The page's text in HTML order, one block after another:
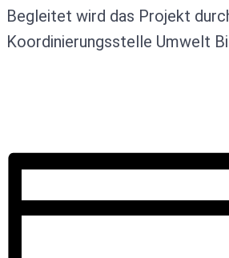
Begleitet wird das Projekt
Koordinierungsstelle Umwelt